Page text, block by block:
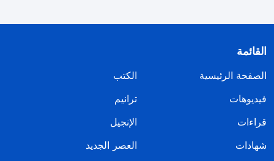
القائمة
الصفحة الرئيسية
الكتب
فيديوهات
ترانيم
قراءات
الإنجيل
شهادات
العصر الجديد